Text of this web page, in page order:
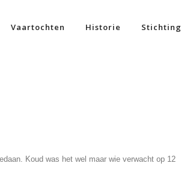
Vaartochten Historie Stichting
Koud was het wel maar wie verwacht op 12